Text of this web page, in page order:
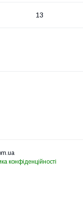
13
конфіденційності